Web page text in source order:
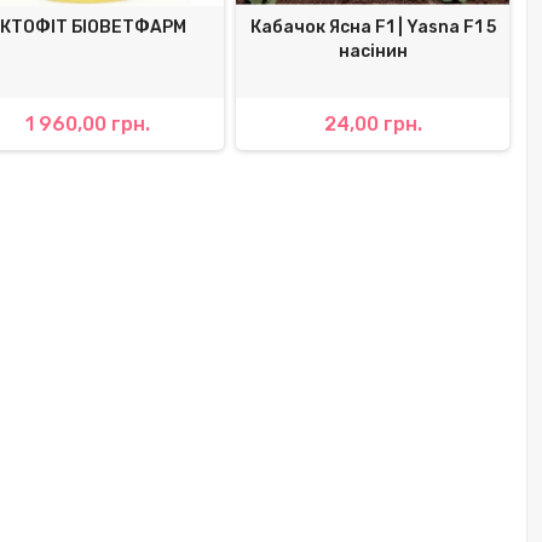
БІОВЕТФАРМ
1 960,00 грн.
Кабачок Ясна F1 | Yasna F1 5
насінин
24,00 грн.